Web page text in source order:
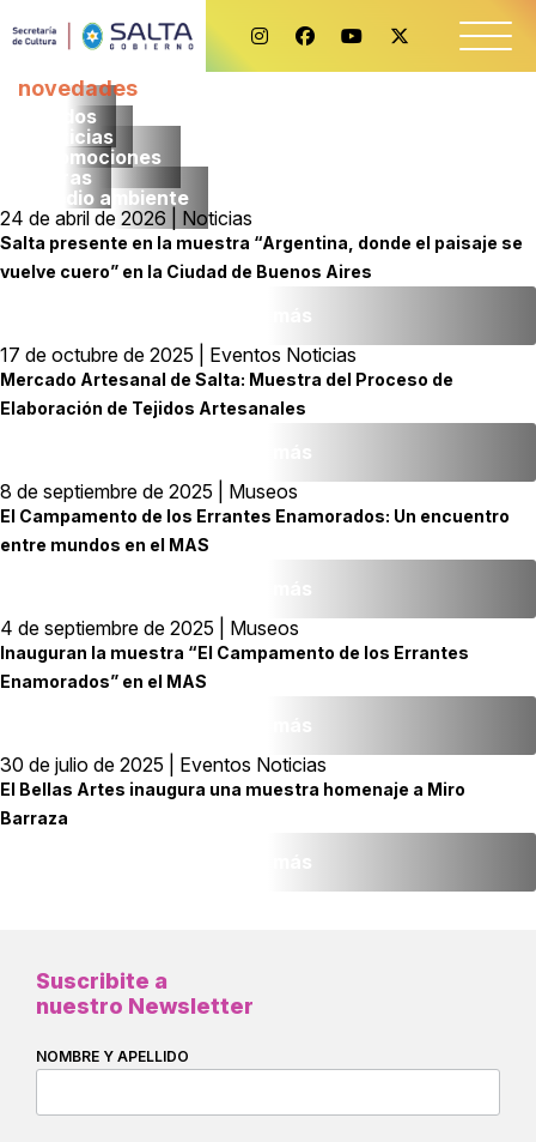
novedades
Todos
noticias
promociones
obras
medio ambiente
24 de abril de 2026 | Noticias
Salta presente en la muestra “Argentina, donde el paisaje se
vuelve cuero” en la Ciudad de Buenos Aires
17 de octubre de 2025 | Eventos Noticias
Mercado Artesanal de Salta: Muestra del Proceso de
Elaboración de Tejidos Artesanales
8 de septiembre de 2025 | Museos
El Campamento de los Errantes Enamorados: Un encuentro
entre mundos en el MAS
4 de septiembre de 2025 | Museos
Inauguran la muestra “El Campamento de los Errantes
Enamorados” en el MAS
30 de julio de 2025 | Eventos Noticias
El Bellas Artes inaugura una muestra homenaje a Miro
Barraza
Suscribite a
nuestro Newsletter
NOMBRE Y APELLIDO